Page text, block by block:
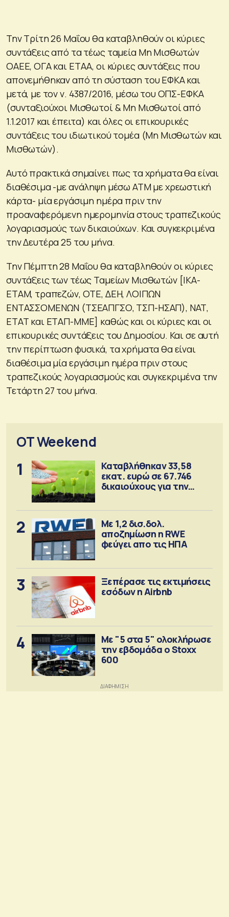
Την Τρίτη 26 Μαΐου θα καταβληθούν οι κύριες
συντάξεις από τα τέως ταμεία Μη Μισθωτών
ΟΑΕΕ, ΟΓΑ και ΕΤΑΑ, οι κύριες συντάξεις που
απονεμήθηκαν από τη σύσταση του ΕΦΚΑ και
μετά, με τον ν. 4387/2016, μέσω του ΟΠΣ-ΕΦΚΑ
(συνταξιούχοι Μισθωτοί & Μη Μισθωτοί από
1.1.2017 και έπειτα) και όλες οι επικουρικές
συντάξεις του ιδιωτικού τομέα (Μη Μισθωτών και
Μισθωτών).
Αυτό πρακτικά σημαίνει πως τα χρήματα θα είναι
διαθέσιμα -με ανάληψη μέσω ΑΤΜ με χρεωστική
κάρτα- μία εργάσιμη ημέρα πριν την
προαναφερόμενη ημερομηνία στους τραπεζικούς
λογαριασμούς των δικαιούχων. Και συγκεκριμένα
την Δευτέρα 25 του μήνα.
Την Πέμπτη 28 Μαΐου θα καταβληθούν οι κύριες
συντάξεις των τέως Ταμείων Μισθωτών [ΙΚΑ-
ΕΤΑΜ, τραπεζών, ΟΤΕ, ΔΕΗ, ΛΟΙΠΩΝ
ΕΝΤΑΣΣΟΜΕΝΩΝ (ΤΣΕΑΠΓΣΟ, ΤΣΠ-ΗΣΑΠ), ΝΑΤ,
ΕΤΑΤ και ΕΤΑΠ-ΜΜΕ] καθώς και οι κύριες και οι
επικουρικές συντάξεις του Δημοσίου. Και σε αυτή
την περίπτωση φυσικά, τα χρήματα θα είναι
διαθέσιμα μία εργάσιμη ημέρα πριν στους
τραπεζικούς λογαριασμούς και συγκεκριμένα την
Τετάρτη 27 του μήνα.
OT Weekend
1
Καταβλήθηκαν 33,58
εκατ. ευρώ σε 67.746
δικαιούχους για την
2
Με 1,2 δισ.δολ.
αποζημίωση η RWE
φεύγει απο τις ΗΠΑ
3
Ξεπέρασε τις εκτιμήσεις
εσόδων η Airbnb
4
Με "5 στα 5" ολοκλήρωσε
την εβδομάδα ο Stoxx
600